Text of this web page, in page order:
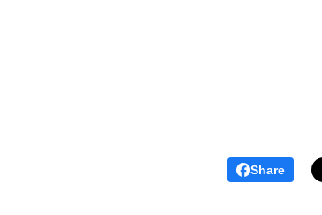
Share